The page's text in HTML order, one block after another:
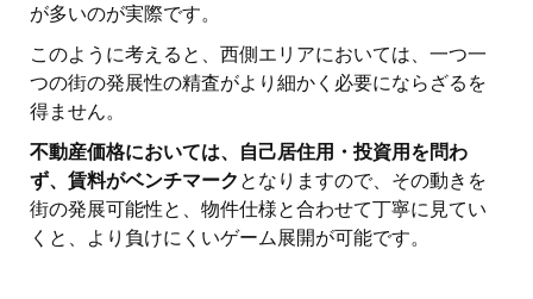
が多いのが実際です。
このように考えると、西側エリアにおいては、一つ一
つの街の発展性の精査がより細かく必要にならざるを
得ません。
不動産価格においては、自己居住用・投資用を問わ
ず、賃料がベンチマーク となりますので、その動きを
街の発展可能性と、物件仕様と合わせて丁寧に見てい
くと、より負けにくいゲーム展開が可能です。